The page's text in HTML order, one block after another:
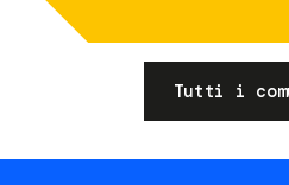
Tutti i